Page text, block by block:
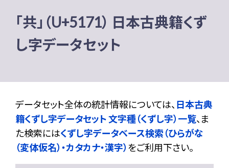
「共」（U+5171） 日本古典籍くず
し字データセット
データセット全体の統計情報については、 日本古典
籍くずし字データセット 文字種（くずし字）一覧、ま
た検索にはくずし字データベース検索（ひらがな
（変体仮名）・カタカナ・漢字） をご利用下さい。